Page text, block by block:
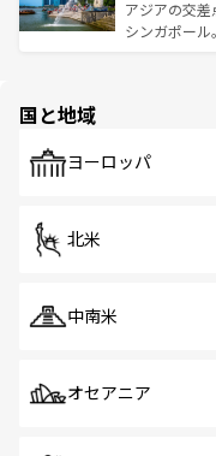
ける。
うな絶景か
そう。
アジアの交
シンガポー
で、ホーカー
国と地域
ヨーロッパ
北米
中南米
オセアニア